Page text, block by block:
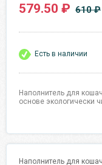
579.50 ₽ 610 ₽
Есть в наличии
Наполнитель для
основе экологически
Наполнитель для